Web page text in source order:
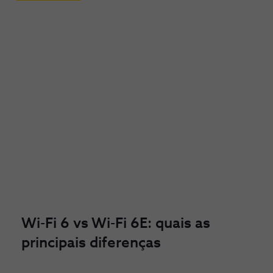
Wi-Fi 6 vs Wi-Fi 6E: quais as
principais diferenças